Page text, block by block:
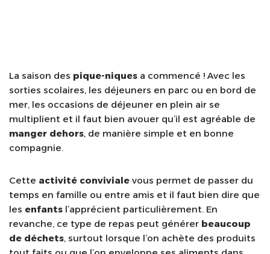
La saison des pique-niques a commencé ! Avec les
sorties scolaires, les déjeuners en parc ou en bord de
mer, les occasions de déjeuner en plein air se
multiplient et il faut bien avouer qu’il est agréable de
manger dehors, de manière simple et en bonne
compagnie.
Cette activité conviviale vous permet de passer du
temps en famille ou entre amis et il faut bien dire que
les enfants l’apprécient particulièrement. En
revanche, ce type de repas peut générer beaucoup
de déchets, surtout lorsque l’on achète des produits